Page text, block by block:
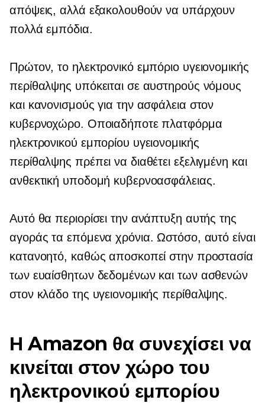
απόψεις, αλλά εξακολουθούν να υπάρχουν
πολλά εμπόδια.
Πρώτον, το ηλεκτρονικό εμπόριο υγειονομικής
περίθαλψης υπόκειται σε αυστηρούς νόμους
και κανονισμούς για την ασφάλεια στον
κυβερνοχώρο. Οποιαδήποτε πλατφόρμα
ηλεκτρονικού εμπορίου υγειονομικής
περίθαλψης πρέπει να διαθέτει εξελιγμένη και
ανθεκτική υποδομή κυβερνοασφάλειας.
Αυτό θα περιορίσει την ανάπτυξη αυτής της
αγοράς τα επόμενα χρόνια. Ωστόσο, αυτό είναι
κατανοητό, καθώς αποσκοπεί στην προστασία
των ευαίσθητων δεδομένων και των ασθενών
στον κλάδο της υγειονομικής περίθαλψης.
Η Amazon θα συνεχίσει να
κινείται στον χώρο του
ηλεκτρονικού εμπορίου